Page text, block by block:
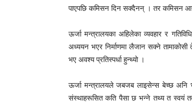
पाएपछि कमिसन दिन सक्दैनन् । तर कमिसन
ऊर्जा मन्त्रालयका अहिलेका व्यवहार र
अध्ययन भएर निर्माणमा लैजान सक्ने
भए अवश्य प्रतिस्पर्धा हुन्थ्यो ।
ऊर्जा मन्त्रालयले जबजब लाइसेन्स बेच्छ अनि
संस्थाहरूसित कति पैसा छ भन्ने तथ्य त स्वयं